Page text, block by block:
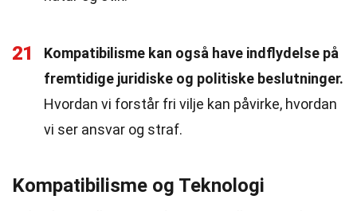
21
Kompatibilisme kan også have indflydelse på
fremtidige juridiske og politiske beslutninger.
Hvordan vi forstår fri vilje kan påvirke, hvordan
vi ser ansvar og straf.
Kompatibilisme og Teknologi